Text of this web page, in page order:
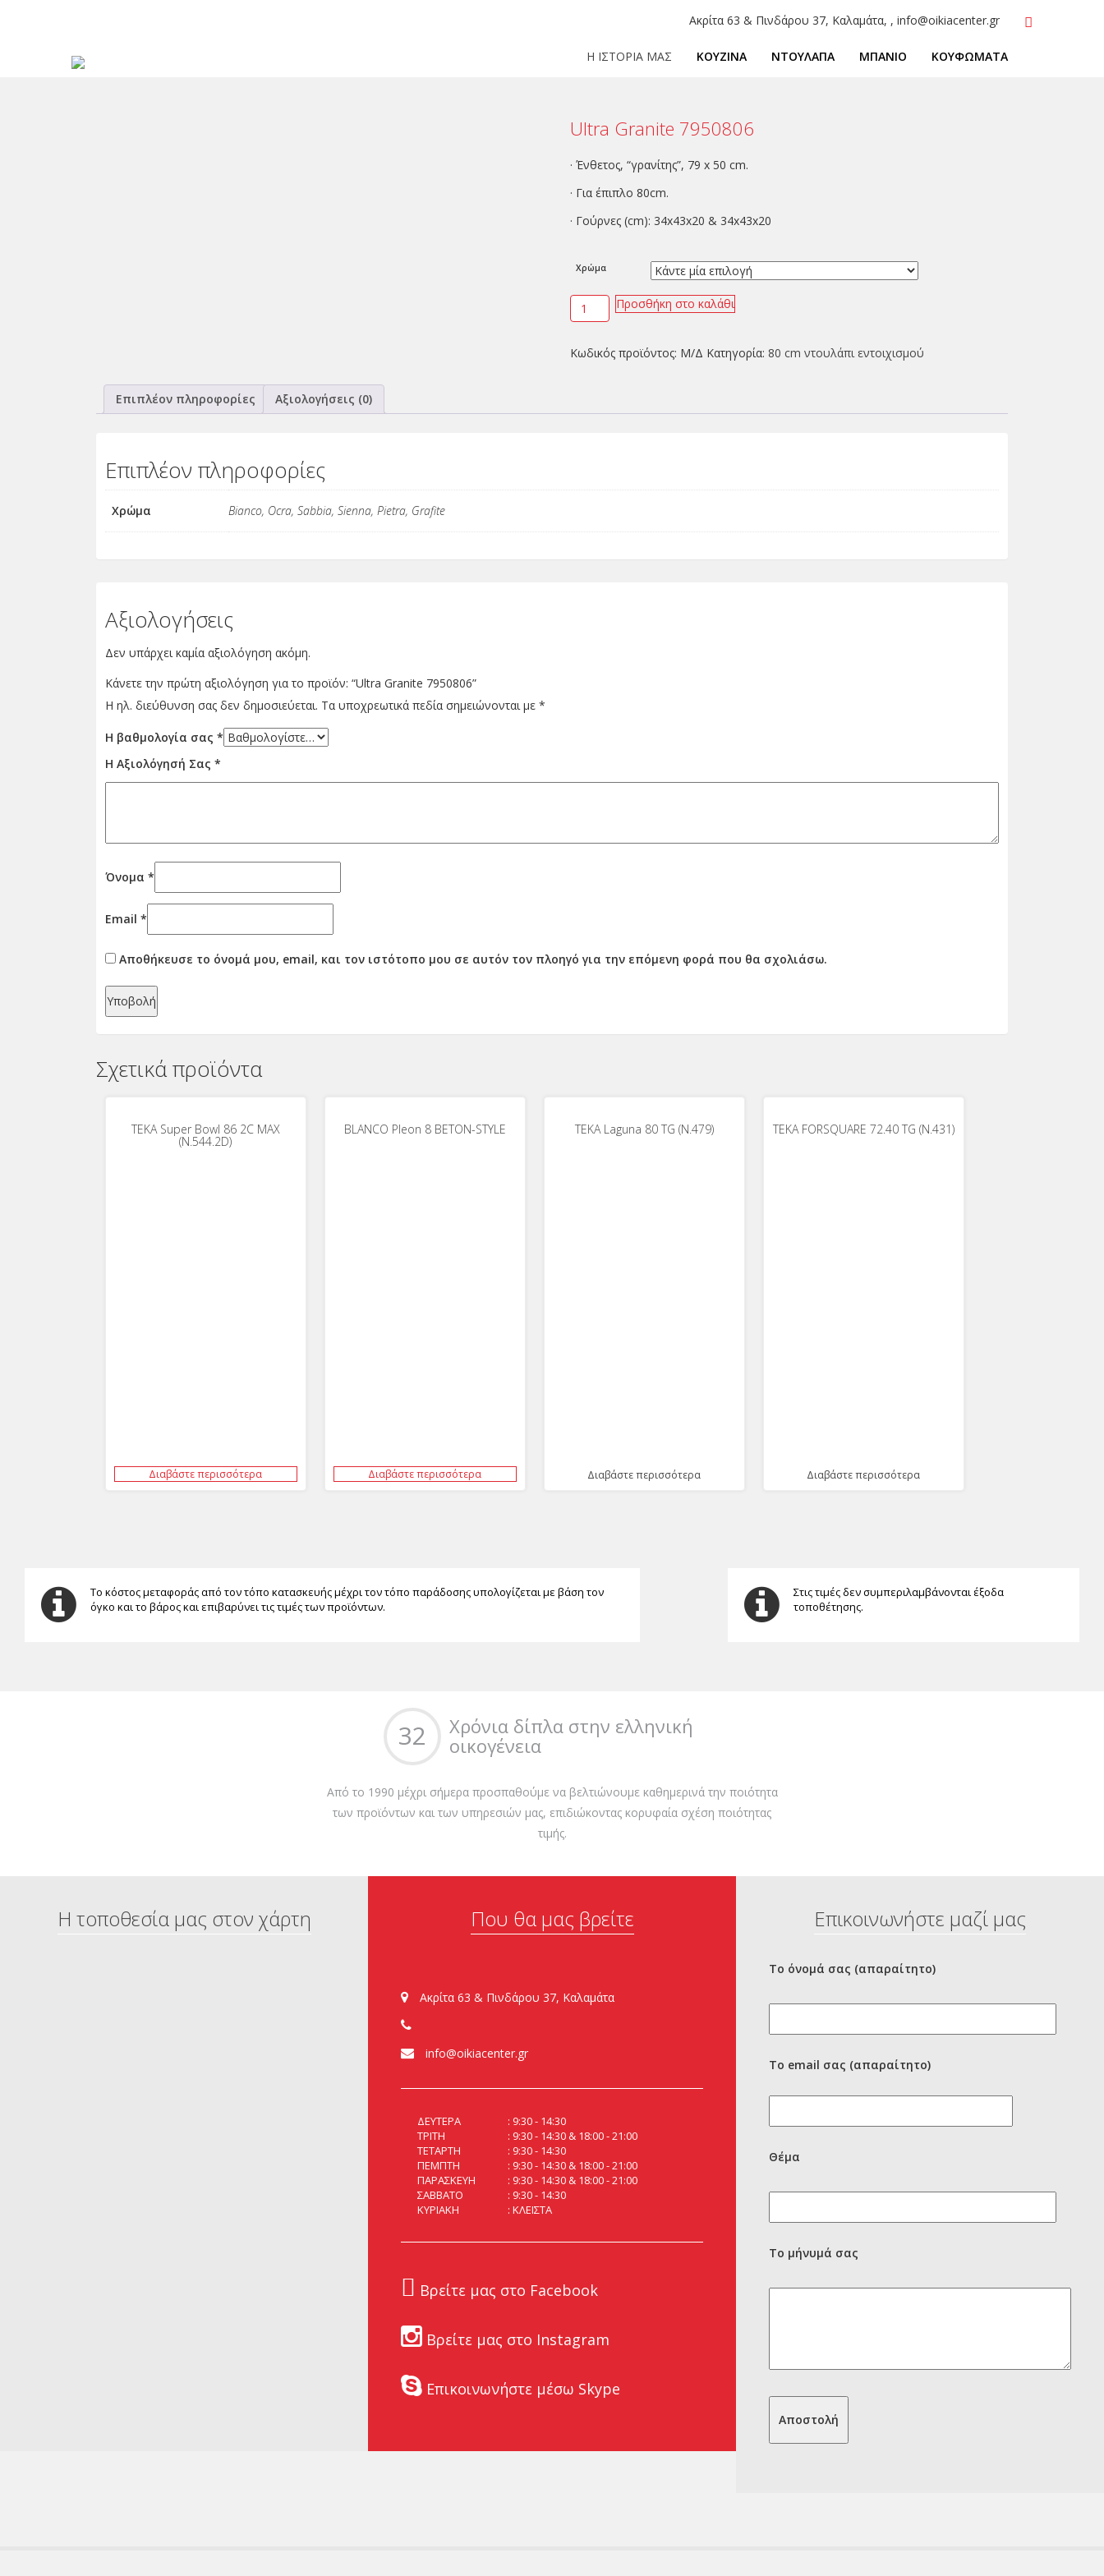
Ακρίτα 63 & Πινδάρου 37, Καλαμάτα, , info@oikiacenter.gr
Η ΙΣΤΟΡΙΑ ΜΑΣ ΚΟΥΖΙΝΑ ΝΤΟΥΛΑΠΑ ΜΠΑΝΙΟ ΚΟΥΦΩΜΑΤΑ
Ultra Granite 7950806
· Ένθετος, “γρανίτης”, 79 x 50 cm.
· Για έπιπλο 80cm.
· Γούρνες (cm): 34x43x20 & 34x43x20
Χρώμα
Προσθήκη στο καλάθι
Κωδικός προϊόντος: Μ/Δ Κατηγορία:80 cm ντουλάπι εντοιχισμού
Επιπλέον πληροφορίες Αξιολογήσεις (0)
Επιπλέον πληροφορίες
Χρώμα Bianco, Ocra, Sabbia, Sienna, Pietra, Grafite
Αξιολογήσεις
Δεν υπάρχει καμία αξιολόγηση ακόμη.
Κάνετε την πρώτη αξιολόγηση για το προϊόν: “Ultra Granite 7950806”
Η ηλ. διεύθυνση σας δεν δημοσιεύεται. Τα υποχρεωτικά πεδία σημειώνονται με *
Η βαθμολογία σας *
Η Αξιολόγησή Σας *
Όνομα *
Email *
Αποθήκευσε το όνομά μου, email, και τον ιστότοπο μου σε αυτόν τον πλοηγό για την επόμενη φορά που θα σχολιάσω.
Σχετικά προϊόντα
ΤΕΚΑ Super Bowl 86 2C MAX
(Ν.544.2D)
Διαβάστε περισσότερα
BLANCO Pleon 8 BETON-STYLE
Διαβάστε περισσότερα
ΤΕΚΑ Laguna 80 TG (N.479)
Διαβάστε περισσότερα
ΤΕΚΑ FORSQUARE 72.40 TG (N.431)
Διαβάστε περισσότερα
Το κόστος μεταφοράς από τον τόπο κατασκευής μέχρι τον τόπο παράδοσης υπολογίζεται με βάση τον
όγκο και το βάρος και επιβαρύνει τις τιμές των προϊόντων.
Στις τιμές δεν συμπεριλαμβάνονται έξοδα
τοποθέτησης.
32
Χρόνια δίπλα στην ελληνική
οικογένεια
Από το 1990 μέχρι σήμερα προσπαθούμε να βελτιώνουμε καθημερινά την ποιότητα
των προϊόντων και των υπηρεσιών μας, επιδιώκοντας κορυφαία σχέση ποιότητας
τιμής.
Η τοποθεσία μας στον χάρτη Που θα μας βρείτε
Ακρίτα 63 & Πινδάρου 37, Καλαμάτα
info@oikiacenter.gr
ΔΕΥΤΕΡΑ
9:30 - 14:30
ΤΡΙΤΗ
9:30 - 14:30 & 18:00 - 21:00
ΤΕΤΑΡΤΗ
9:30 - 14:30
ΠΕΜΠΤΗ
9:30 - 14:30 & 18:00 - 21:00
ΠΑΡΑΣΚΕΥΗ
9:30 - 14:30 & 18:00 - 21:00
ΣΑΒΒΑΤΟ
9:30 - 14:30
ΚΥΡΙΑΚΗ
ΚΛΕΙΣΤΑ
Βρείτε μας στο Facebook
Βρείτε μας στο Instagram
Επικοινωνήστε μέσω Skype
Επικοινωνήστε μαζί μας
Το όνομά σας (απαραίτητο)
Το email σας (απαραίτητο)
Θέμα
Το μήνυμά σας